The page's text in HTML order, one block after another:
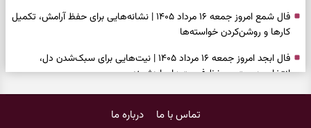
فال شمع امروز جمعه ۱۶ مرداد ۱۴۰۵ | نشانه‌هایی برای حفظ آرامش، تکمیل
کارها و روشن‌کردن خواسته‌ها
فال ابجد امروز جمعه ۱۶ مرداد ۱۴۰۵ | نیت‌هایی برای سبک‌شدن دل،
انتخاب درست و حفظ فرصت‌های ارزشمند
شنیدن ندای درون و حرکت در زمان مناسب
تماس با ما درباره ما